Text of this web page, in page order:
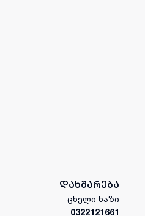
დახმარება
ცხელი ხაზი
0322121661